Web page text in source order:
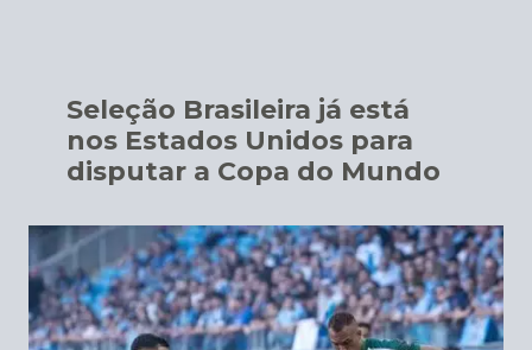
Seleção Brasileira já está
nos Estados Unidos para
disputar a Copa do Mundo